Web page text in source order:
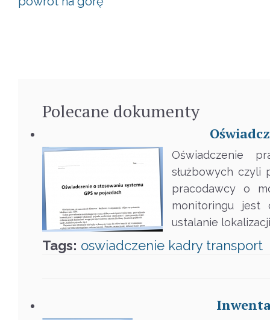
Polecane dokumenty
Oświadczenie
służbowych czyli
pracodawcy o
monitoringu jest
ustalanie
Tags: oswiadczenie kadry transport